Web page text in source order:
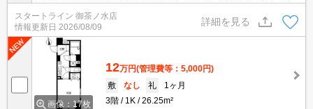
ートロック 宅配ボックス 照明付き
スタートライン 御茶ノ水店
情報更新日 2026/08/09
詳細を見る
画像：17枚
12万円(管理費等：5,000円)
敷
なし 礼
1ヶ月
3階
1K 26.25m²